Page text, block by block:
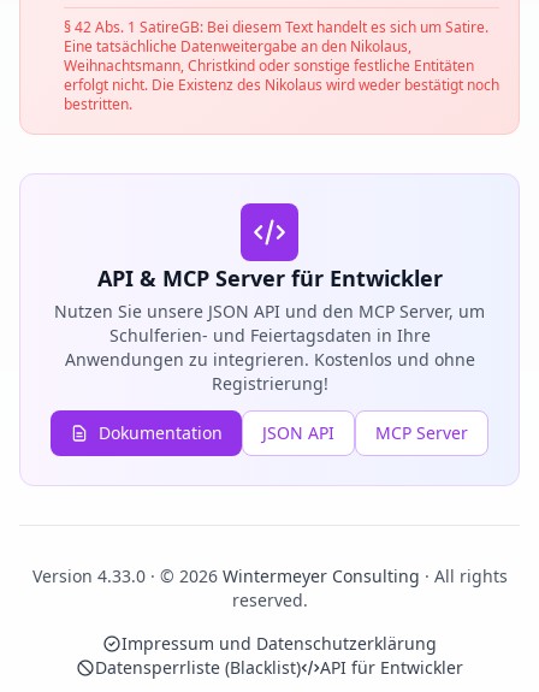
§ 42 Abs. 1 SatireGB: Bei diesem Text handelt es sich um Satire.
Eine tatsächliche Datenweitergabe an den Nikolaus,
Weihnachtsmann, Christkind oder sonstige festliche Entitäten
erfolgt nicht. Die Existenz des Nikolaus wird weder bestätigt noch
bestritten.
API & MCP Server für Entwickler
Nutzen Sie unsere JSON API und den MCP Server, um
Schulferien- und Feiertagsdaten in Ihre
Anwendungen zu integrieren. Kostenlos und ohne
Registrierung!
Dokumentation JSON API MCP Server
Version 4.33.0 · © 2026 Wintermeyer Consulting · All rights
reserved.
Impressum und Datenschutzerklärung
Datensperrliste (Blacklist)
API für Entwickler